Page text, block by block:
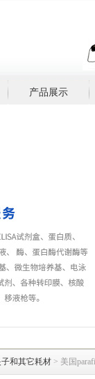
产品展示
和其它耗材 > 美国